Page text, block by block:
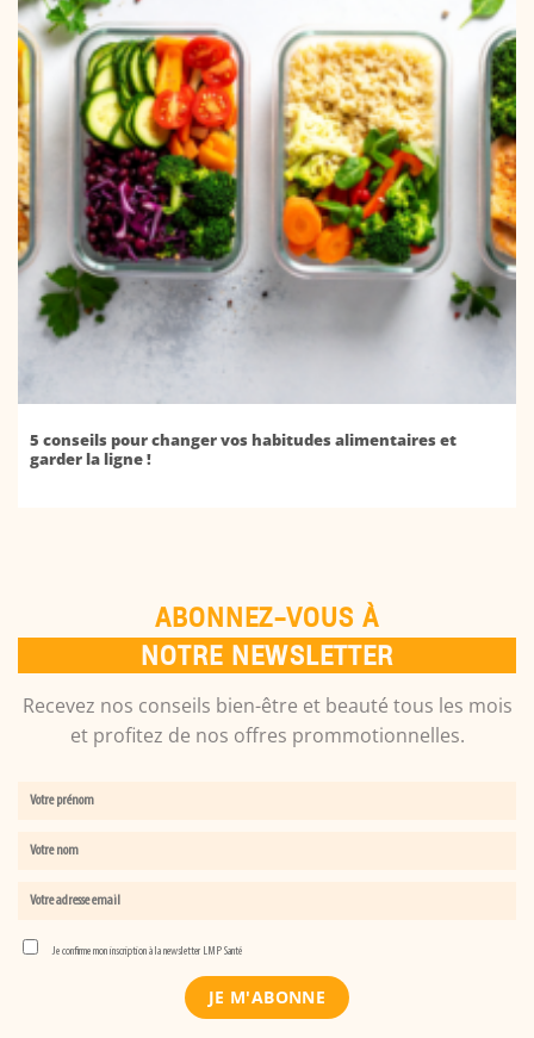
5 conseils pour changer vos habitudes alimentaires et
garder la ligne !
ABONNEZ-VOUS À
NOTRE NEWSLETTER
Recevez nos conseils bien-être et beauté tous les mois
et profitez de nos offres prommotionnelles.
Je confirme mon inscription à la newsletter LMP Santé